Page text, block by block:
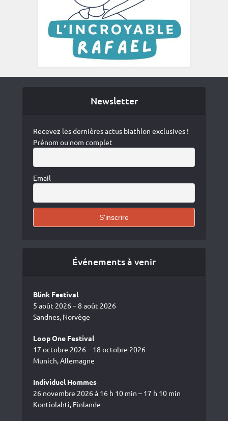
Newsletter
Recevez les dernières actus biathlon exclusives !
Prénom ou nom complet
Email
Événements à venir
Blink Festival
5 août 2026 – 8 août 2026
Sandnes, Norvège
Loop One Festival
17 octobre 2026 – 18 octobre 2026
Munich, Allemagne
Individuel Hommes
26 novembre 2026 à 16 h 10 min – 17 h 10 min
Kontiolahti, Finlande